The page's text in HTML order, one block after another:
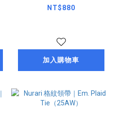
Tie（25AW）
NT$880
加入購物車